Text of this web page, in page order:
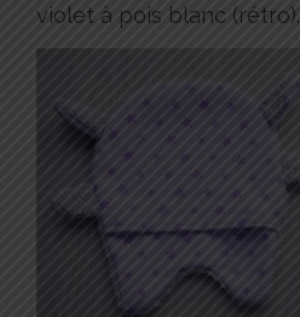
violet à pois blanc (rétro).